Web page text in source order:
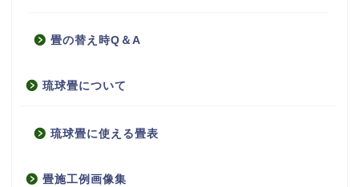
畳の替え時Q＆A
琉球畳について
琉球畳に使える畳表
畳施工例画像集